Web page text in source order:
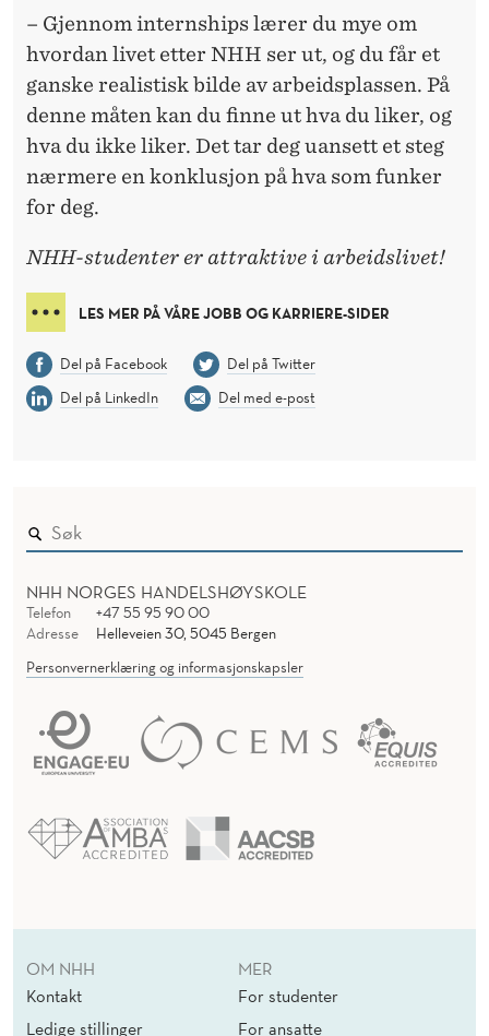
– Gjennom internships lærer du mye om
hvordan livet etter NHH ser ut, og du får et
ganske realistisk bilde av arbeidsplassen. På
denne måten kan du finne ut hva du liker, og
hva du ikke liker. Det tar deg uansett et steg
nærmere en konklusjon på hva som funker
for deg.
NHH-studenter er attraktive i arbeidslivet!
LES MER PÅ VÅRE JOBB OG KARRIERE-SIDER
Del på Facebook
Del på Twitter
Del på LinkedIn
Del med e-post
NHH NORGES HANDELSHØYSKOLE
Telefon
+47 55 95 90 00
Adresse
Helleveien 30, 5045 Bergen
Personvernerklæring og informasjonskapsler
OM NHH
Kontakt
Ledige stillinger
MER
For studenter
For ansatte